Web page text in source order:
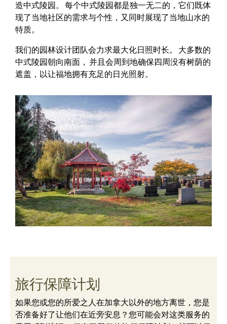
造中式陵园。 每个中式陵园都是独一无二的，它们既体
现了当地社区的需求与个性，又同时展现了当地山水的
特质。
我们的园林设计团队会力求最大化日照时长。 大多数的
中式陵园朝向南面， 并且会周到地确保四周没有树荫的
遮盖，以让福地拥有充足的日光照射。
旅行保障计划
如果您或您的所爱之人在加拿大以外的地方离世，您是
否准备好了让他们在近旁安息？您可能会对这类服务的